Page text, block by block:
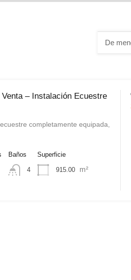
De
– Instalación Ecuestre
completamente equipada,
Baños
4
Superficie
915.00 m²